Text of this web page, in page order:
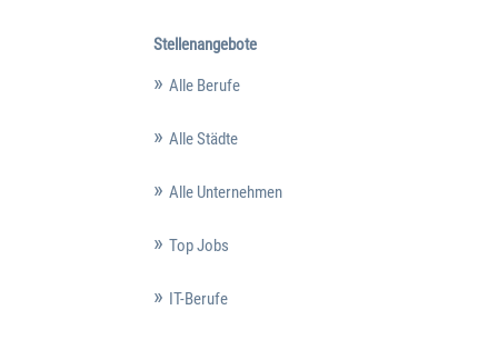
Stellenangebote
Alle Berufe
Alle Städte
Alle Unternehmen
Top Jobs
IT-Berufe